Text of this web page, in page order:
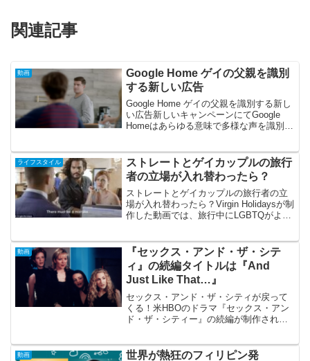
関連記事
動画
Google Home ゲイの父親を識別
する新しい広告
Google Home ゲイの父親を識別する新し
い広告新しいキャンペーンにてGoogle
Homeはあらゆる意味で多様な声を識別し
る。そのため、Google Hom...
ライフスタイル
ストレートとゲイカップルの旅行
者の立場が入れ替わったら？
ストレートとゲイカップルの旅行者の立
場が入れ替わったら？Virgin Holidaysが制
作した動画では、旅行中にLGBTQがよく
中、差別を恐れて "クローゼットに戻
る"...
動画
『セックス・アンド・ザ・シテ
ィ』の続編タイトルは『And
Just Like That…』
セックス・アンド・ザ・シティが戻って
くる！米HBOのドラマ『セックス・アン
ド・ザ・シティー』の続編が制作される
リーズとして配信され、前作で脚本...
動画
世界が熱狂のフィリピン発